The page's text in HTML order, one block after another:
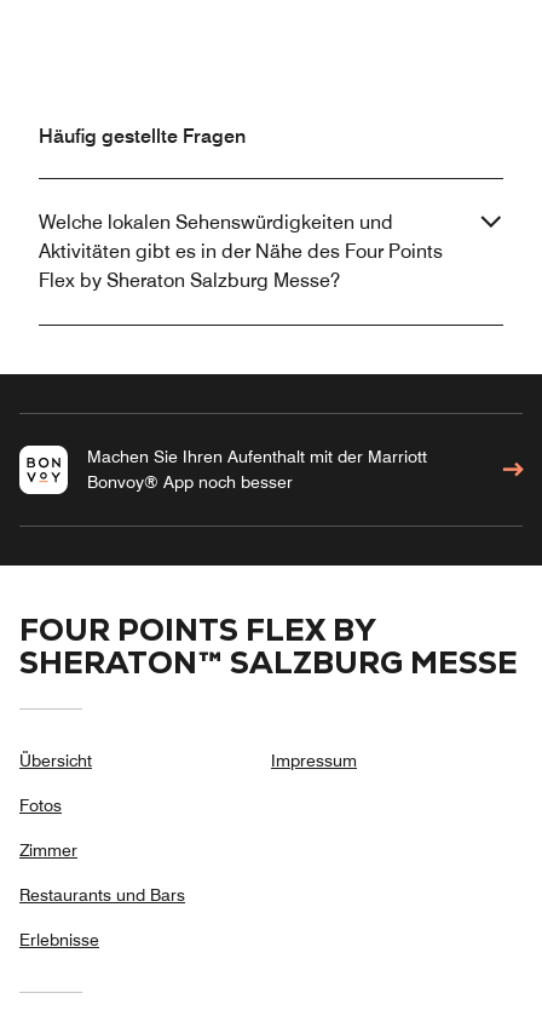
Häufig gestellte Fragen
Welche lokalen Sehenswürdigkeiten und
Aktivitäten gibt es in der Nähe des Four Points
Flex by Sheraton Salzburg Messe?
Machen Sie Ihren Aufenthalt mit der Marriott
Bonvoy® App noch besser
FOUR POINTS FLEX BY
SHERATON™ SALZBURG MESSE
Übersicht
Fotos
Zimmer
Restaurants und Bars
Erlebnisse
Impressum